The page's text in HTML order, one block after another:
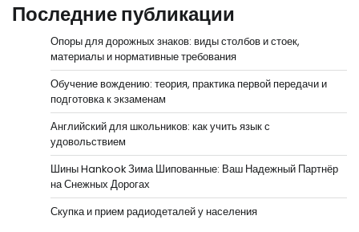
Последние публикации
Опоры для дорожных знаков: виды столбов и стоек,
материалы и нормативные требования
Обучение вождению: теория, практика первой передачи и
подготовка к экзаменам
Английский для школьников: как учить язык с
удовольствием
Шины Hankook Зима Шипованные: Ваш Надежный Партнёр
на Снежных Дорогах
Скупка и прием радиодеталей у населения